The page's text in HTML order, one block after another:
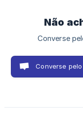
Não
Converse
Converse